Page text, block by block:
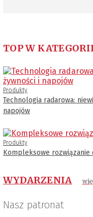
TOP W
Produkty
Technologia radarowa:
napojów
Produkty
Kompleksowe rozwiązanie
WYDARZENIA
Nasz patronat